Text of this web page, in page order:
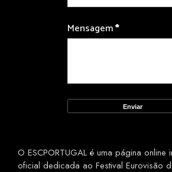
Mensagem*
O ESCPORTUGAL é uma página online
oficial dedicada ao Festival Eurovisão